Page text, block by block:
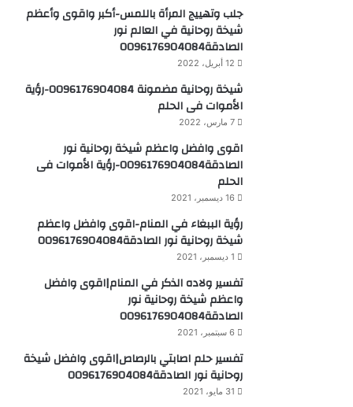
جلب وتهييج المرأة باللمس-أكبر واقوى وأعظم
شيخة روحانية في العالم نور
الصادقة0096176904084
12 أبريل، 2022
شيخة روحانية مضمونة 0096176904084-رؤية
الأموات فى الحلم
7 مارس، 2022
اقوى وافضل واعظم شيخة روحانية نور
الصادقة0096176904084-رؤية الأموات فى
الحلم
16 ديسمبر، 2021
رؤية الببغاء في المنام-اقوى وافضل واعظم
شيخة روحانية نور الصادقة0096176904084
1 ديسمبر، 2021
تفسير ولاده الذكر في المنام|اقوى وافضل
واعظم شيخة روحانية نور
الصادقة0096176904084
6 سبتمبر، 2021
تفسير حلم اصابتي بالرصاص|اقوى وافضل شيخة
روحانية نور الصادقة0096176904084
31 مايو، 2021